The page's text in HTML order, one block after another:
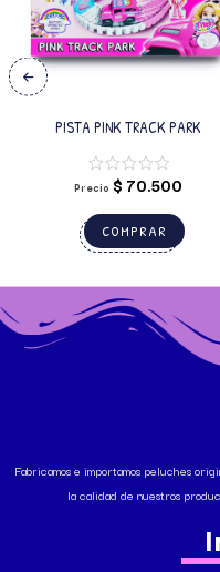
PISTA PINK TRACK PARK
Precio $ 70.500
COMPRAR
Fabricamos e importamos peluches
la calidad de nuestros